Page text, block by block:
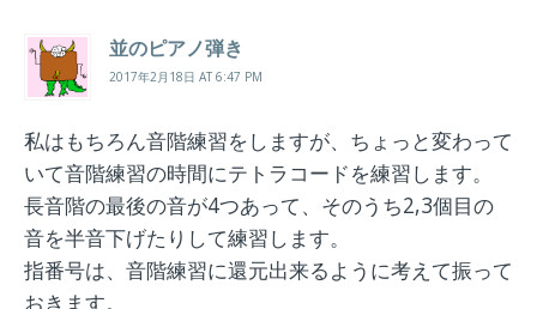
並のピアノ弾き
2017年2月18日 AT 6:47 PM
私はもちろん音階練習をしますが、ちょっと変わって
いて音階練習の時間にテトラコードを練習します。
長音階の最後の音が4つあって、そのうち2,3個目の
音を半音下げたりして練習します。
指番号は、音階練習に還元出来るように考えて振って
おきます。